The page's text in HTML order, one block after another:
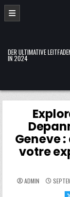
Skip
content
DER ULTIMATIVE
IN 2024
Geneve
votre
ADMIN